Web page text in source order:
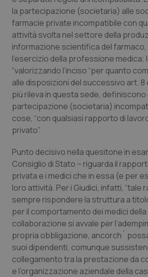
Quotidiano Chirurgia
Quotidiano Oncologia
Quotidiano Pediatria
Rene & patologie urogenitali
Salute orale & impianti
Sangue & coagulazione
Tiroide
Tumore al seno
Tumore ovarico
Tumori del Polmone & Testa
Tumori gastrointestinali
la partecipazione (societaria) alle
farmacie private incompatibile con
attività svolta nel settore della
informazione scientifica del farmaco,
l’esercizio della professione medica;
“valorizzando l’inciso “per quanto
alle disposizioni del successivo art.
più rileva in questa sede, definiscono
partecipazione (societaria)
cose, “con qualsiasi rapporto di
privato”.
Punto decisivo nella quesitone in
Consiglio di Stato – riguarda il
privata e i medici che in essa (e per
loro attività. Per i Giudici, infatti, “tale
sempre rispondere la struttura a
per il comportamento dei medici della
collaborazione si avvale per
propria obbligazione, ancorch´
suoi dipendenti, comunque
collegamento tra la prestazione da
e l’organizzazione aziendale della